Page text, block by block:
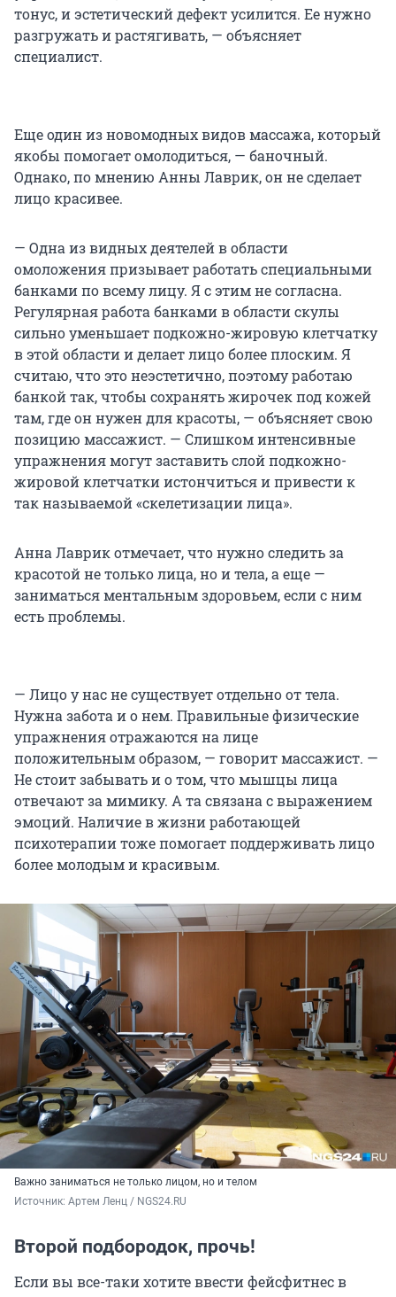
тонус, и эстетический дефект усилится. Ее нужно
разгружать и растягивать, — объясняет
специалист.
Еще один из новомодных видов массажа, который
якобы помогает омолодиться, — баночный.
Однако, по мнению Анны Лаврик, он не сделает
лицо красивее.
— Одна из видных деятелей в области
омоложения призывает работать специальными
банками по всему лицу. Я с этим не согласна.
Регулярная работа банками в области скулы
сильно уменьшает подкожно-жировую клетчатку
в этой области и делает лицо более плоским. Я
считаю, что это неэстетично, поэтому работаю
банкой так, чтобы сохранять жирочек под кожей
там, где он нужен для красоты, — объясняет свою
позицию массажист. — Слишком интенсивные
упражнения могут заставить слой подкожно-
жировой клетчатки истончиться и привести к
так называемой «скелетизации лица».
Анна Лаврик отмечает, что нужно следить за
красотой не только лица, но и тела, а еще —
заниматься ментальным здоровьем, если с ним
есть проблемы.
— Лицо у нас не существует отдельно от тела.
Нужна забота и о нем. Правильные физические
упражнения отражаются на лице
положительным образом, — говорит массажист. —
Не стоит забывать и о том, что мышцы лица
отвечают за мимику. А та связана с выражением
эмоций. Наличие в жизни работающей
психотерапии тоже помогает поддерживать лицо
более молодым и красивым.
Важно заниматься не только лицом, но и телом
Источник: Артем Ленц / NGS24.RU
Второй подбородок, прочь!
Если вы все-таки хотите ввести фейсфитнес в